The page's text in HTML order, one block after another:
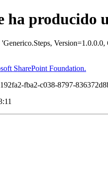
ha producido
SharePoint Foundation.
fba2-c038-8797-